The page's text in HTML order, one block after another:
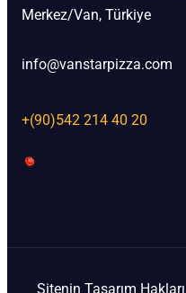
Merkez/Van, Türkiye
info@vanstarpizza.com
+(90)542 214 40 20
Sitenin Tasarım